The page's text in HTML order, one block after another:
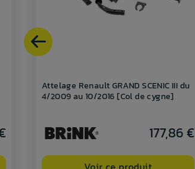
Attelage Renault GRAND SCENIC III du
4/2009 au 10/2016 [Col de cygne]
177,86 €